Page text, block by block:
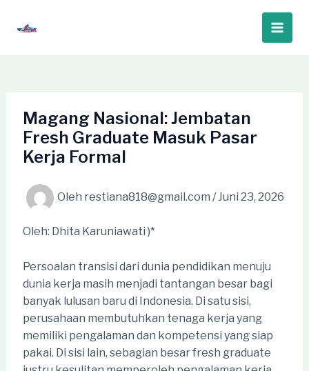
Main
Magang Nasional: Jembatan
Fresh Graduate Masuk Pasar
Kerja Formal
Oleh restiana818@gmail.com /Juni 23, 2026
Oleh: Dhita Karuniawati )*
Persoalan transisi dari dunia pendidikan menuju
dunia kerja masih menjadi tantangan besar bagi
banyak lulusan baru di Indonesia. Di satu sisi,
perusahaan membutuhkan tenaga kerja yang
memiliki pengalaman dan kompetensi yang siap
pakai. Di sisi lain, sebagian besar fresh graduate